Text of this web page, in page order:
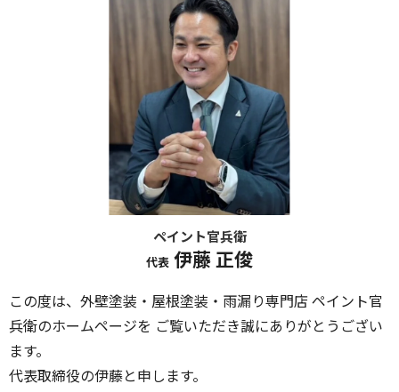
ペイント官兵衛
代表 伊藤 正俊
この度は、外壁塗装・屋根塗装・雨漏り専門店 ペイント官
兵衛のホームページを ご覧いただき誠にありがとうござい
ます。
代表取締役の伊藤と申します。